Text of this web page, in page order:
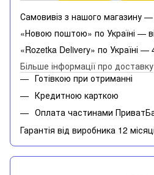
Самовивіз з нашого магазину
«Новою поштою» по Україні —
«Rozetka Delivery» по Україні —
Більше інформації про доставку
Готівкою при отриманні
Кредитною карткою
Оплата частинами
Гарантія від виробника 12